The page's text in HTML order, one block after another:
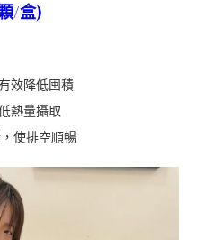
/盒)
效降低囤積
熱量攝取
使排空順暢